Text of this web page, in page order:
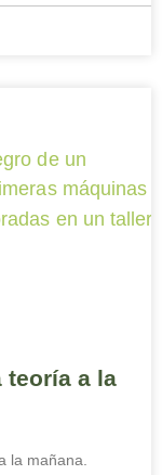
teoría a la
la mañana.